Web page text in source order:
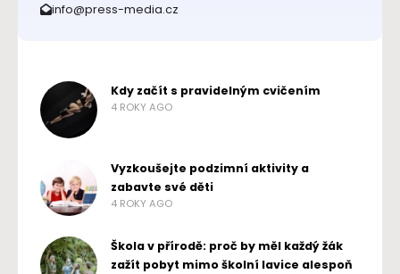
info@press-media.cz
Kdy začít s pravidelným cvičením
4 ROKY AGO
Vyzkoušejte podzimní aktivity a
zabavte své děti
4 ROKY AGO
Škola v přírodě: proč by měl každý žák
zažít pobyt mimo školní lavice alespoň